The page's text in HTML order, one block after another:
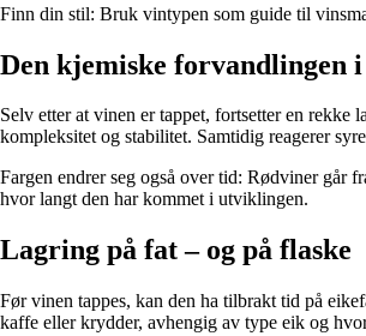
Finn din stil: Bruk vintypen som guide til
Den kjemiske forvandlingen
Selv etter at vinen er tappet, fortsetter en
kompleksitet og stabilitet. Samtidig reagerer
Fargen endrer seg også over tid: Rødviner går
hvor langt den har kommet i utviklingen.
Lagring på fat – og på flaske
Før vinen tappes, kan den ha tilbrakt tid på
kaffe eller krydder, avhengig av type eik og